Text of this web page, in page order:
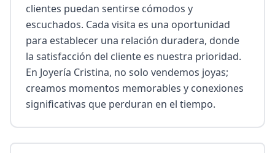
clientes puedan sentirse cómodos y
escuchados. Cada visita es una oportunidad
para establecer una relación duradera, donde
la satisfacción del cliente es nuestra prioridad.
En Joyería Cristina, no solo vendemos joyas;
creamos momentos memorables y conexiones
significativas que perduran en el tiempo.